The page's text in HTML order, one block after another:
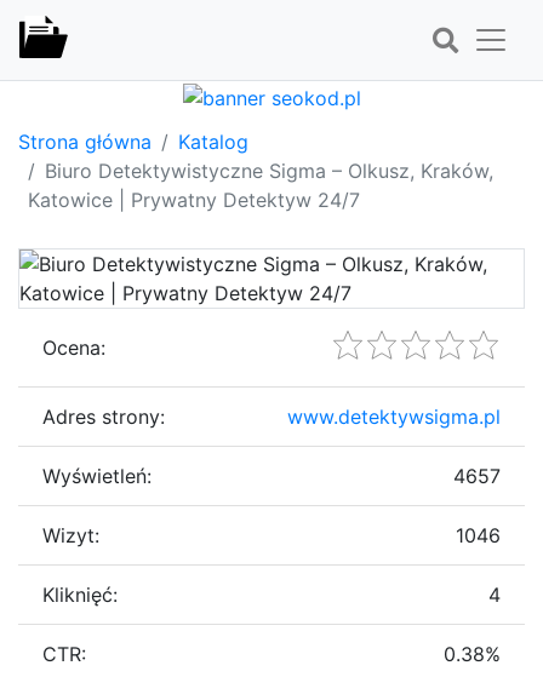
Strona główna
Katalog
Biuro Detektywistyczne Sigma – Olkusz, Kraków,
Katowice | Prywatny Detektyw 24/7
Ocena:
Adres strony: www.detektywsigma.pl
Wyświetleń: 4657
Wizyt: 1046
Kliknięć: 4
CTR: 0.38%